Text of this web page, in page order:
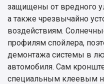
защищены от вредного
а также чрезвычайно
воздействиям.
профилям спойлера,
демонтажа системы в
автомобиля. Сам
специальным клеевым